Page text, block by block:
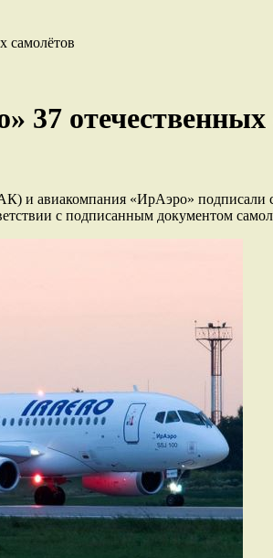
самолётов
37 отечественных
и авиакомпания «ИрАэро» подписали
с подписанным документом